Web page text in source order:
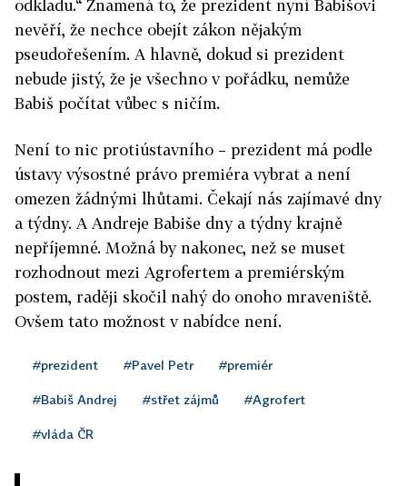
odkladu.“ Znamená to, že prezident nyní Babišovi
nevěří, že nechce obejít zákon nějakým
pseudořešením. A hlavně, dokud si prezident
nebude jistý, že je všechno v pořádku, nemůže
Babiš počítat vůbec s ničím.
Není to nic protiústavního – prezident má podle
ústavy výsostné právo premiéra vybrat a není
omezen žádnými lhůtami. Čekají nás zajímavé dny
a týdny. A Andreje Babiše dny a týdny krajně
nepříjemné. Možná by nakonec, než se muset
rozhodnout mezi Agrofertem a premiérským
postem, raději skočil nahý do onoho mraveniště.
Ovšem tato možnost v nabídce není.
#prezident #Pavel Petr #premiér
#Babiš Andrej #střet zájmů #Agrofert
#vláda ČR